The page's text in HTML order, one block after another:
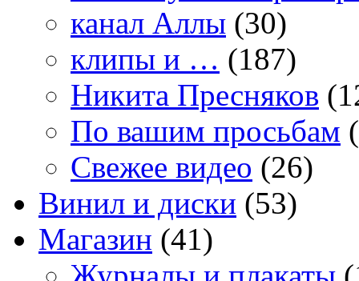
канал Аллы (30)
клипы и … (187)
Никита Пресняков
По вашим просьбам
Свежее видео (26)
Винил и диски (53)
Магазин (41)